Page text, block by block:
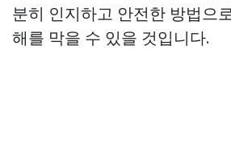
분히 인지하고 안전한 방법으
해를 막을 수 있을 것입니다.